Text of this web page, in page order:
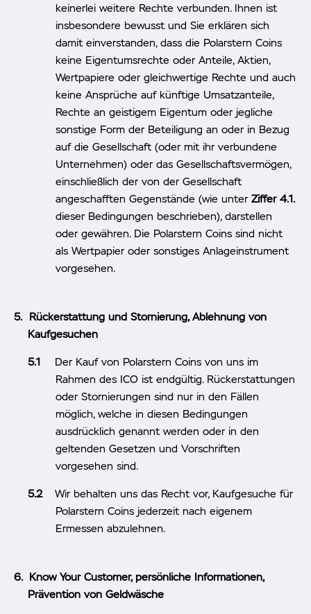
keinerlei weitere Rechte verbunden. Ihnen ist
insbesondere bewusst und Sie erklären sich
damit einverstanden, dass die Polarstern Coins
keine Eigentumsrechte oder Anteile, Aktien,
Wertpapiere oder gleichwertige Rechte und auch
keine Ansprüche auf künftige Umsatzanteile,
Rechte an geistigem Eigentum oder jegliche
sonstige Form der Beteiligung an oder in Bezug
auf die Gesellschaft (oder mit ihr verbundene
Unternehmen) oder das Gesellschaftsvermögen,
einschließlich der von der Gesellschaft
angeschafften Gegenstände (wie unter Ziffer 4.1.
dieser Bedingungen beschrieben), darstellen
oder gewähren. Die Polarstern Coins sind nicht
als Wertpapier oder sonstiges Anlageinstrument
vorgesehen.
Rückerstattung und Stornierung, Ablehnung von
Kaufgesuchen
Der Kauf von Polarstern Coins von uns im
Rahmen des ICO ist endgültig. Rückerstattungen
oder Stornierungen sind nur in den Fällen
möglich, welche in diesen Bedingungen
ausdrücklich genannt werden oder in den
geltenden Gesetzen und Vorschriften
vorgesehen sind.
Wir behalten uns das Recht vor, Kaufgesuche für
Polarstern Coins jederzeit nach eigenem
Ermessen abzulehnen.
Know Your Customer, persönliche Informationen,
Prävention von Geldwäsche